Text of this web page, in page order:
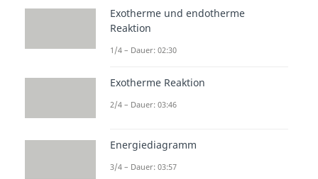
Exotherme und endotherme
Reaktion
1/4 – Dauer: 02:30
Exotherme Reaktion
2/4 – Dauer: 03:46
Energiediagramm
3/4 – Dauer: 03:57